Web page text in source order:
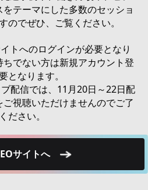
テーマにした多数のセッショ
のでぜひ、ご覧ください。
トへのログインが必要となり
でない方は新規アカウント登
となります。
配信では、11月20日～22日配
視聴いただけませんのでご了
ださい。
サイトへ